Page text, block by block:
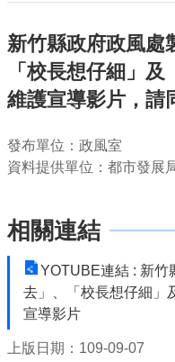
息
公
告
識
我
機
通
訊
錄
業
新竹縣政府政風處
「校長想仔細」
維護宣導影片，請
發布單位：政風室
資料提供單位：都市發展
相關連結
YOTUBE連結 : 新竹
去」、「校長想仔細」
宣導影片
上版日期：109-09-07